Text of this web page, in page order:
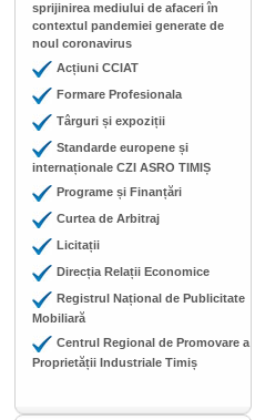
sprijinirea mediului de afaceri în
contextul pandemiei generate de
noul coronavirus
Acțiuni CCIAT
Formare Profesionala
Târguri și expoziții
Standarde europene și
internaționale CZI ASRO TIMIȘ
Programe și Finanțări
Curtea de Arbitraj
Licitații
Direcția Relații Economice
Registrul Național de Publicitate
Mobiliară
Centrul Regional de Promovare a
Proprietății Industriale Timiș